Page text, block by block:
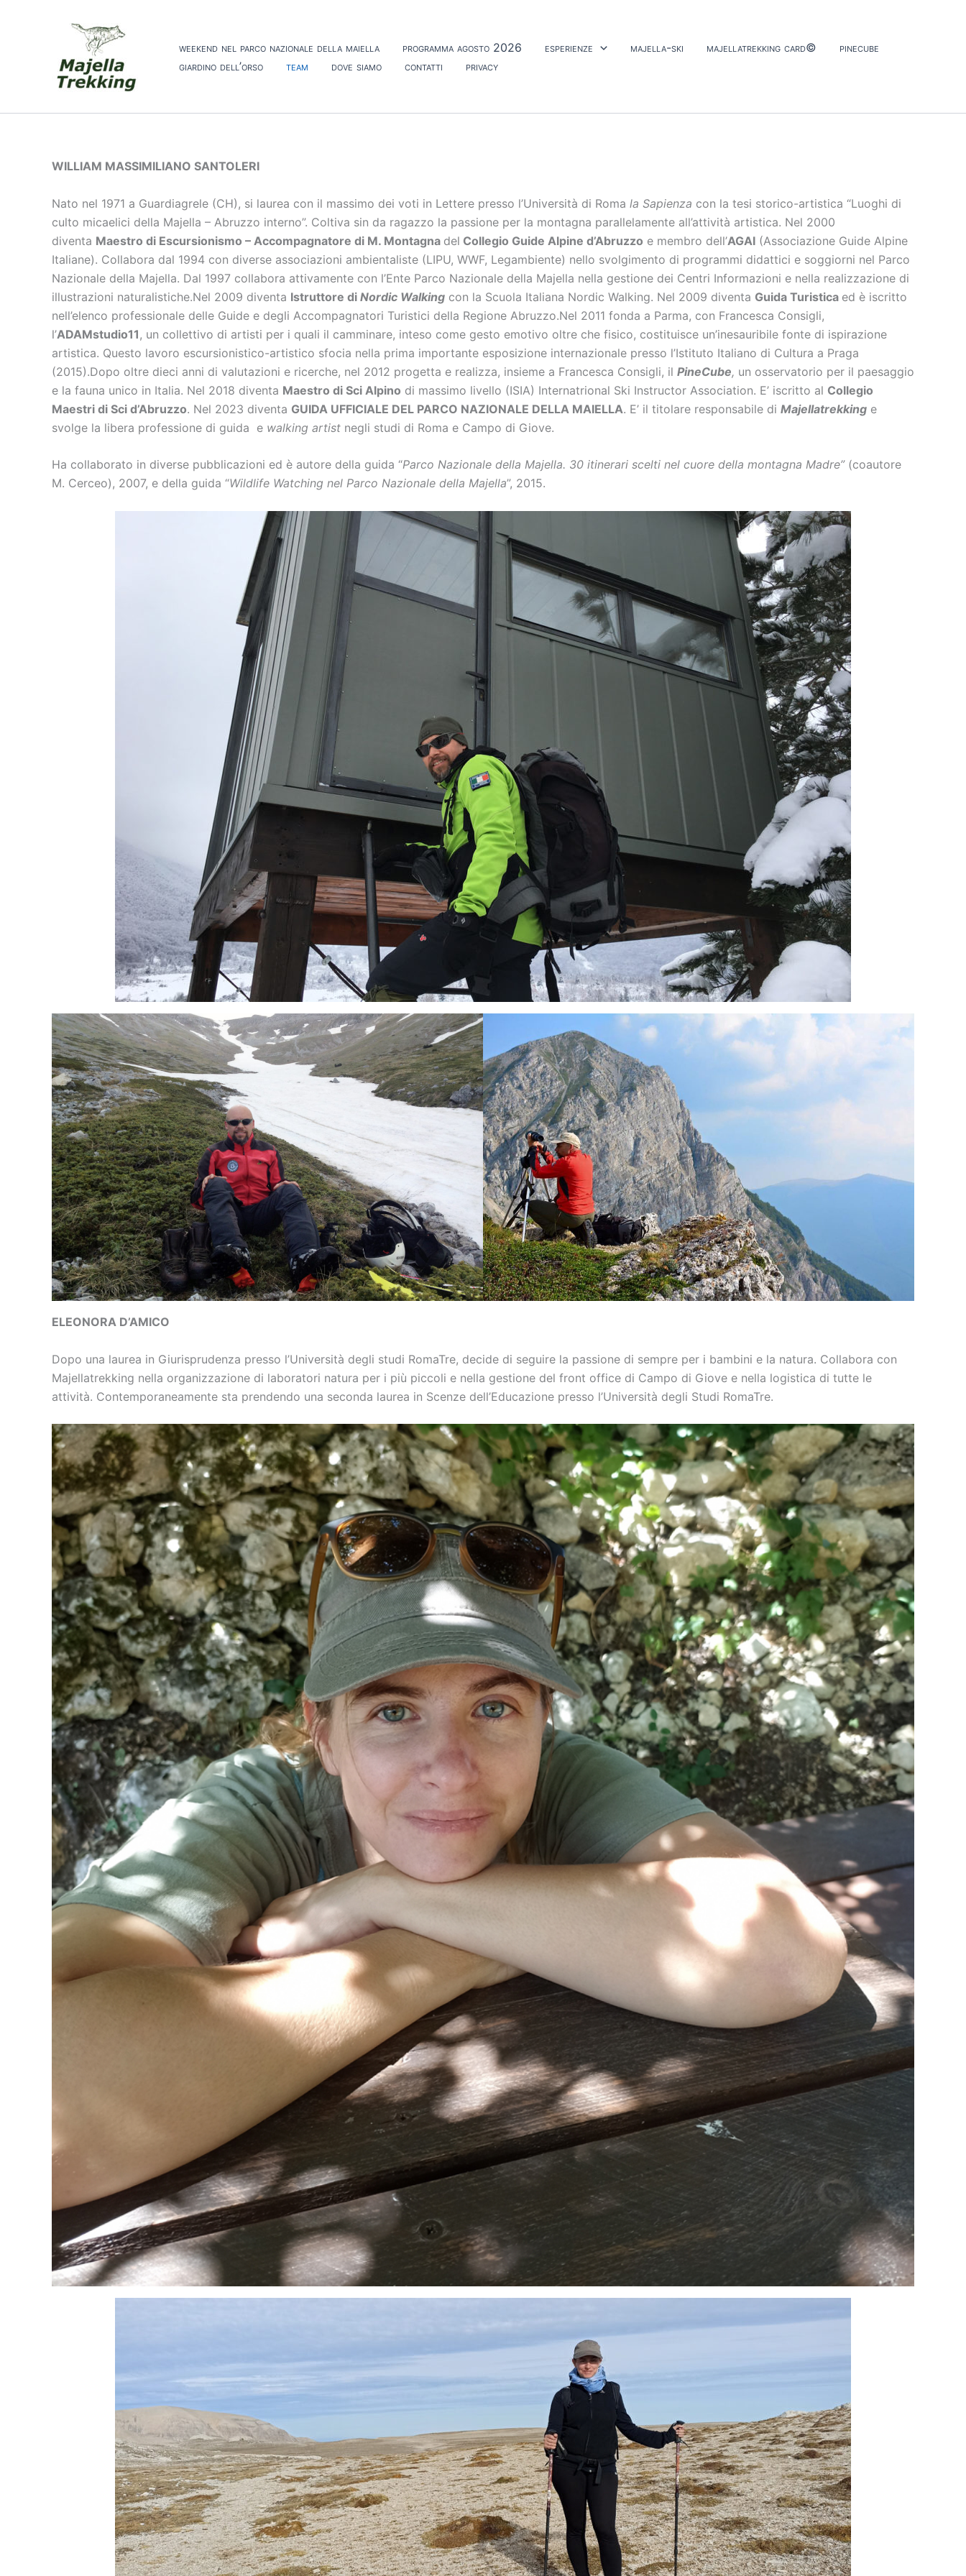
weekend nel parco nazionale della maiella programma agosto 2026 esperienze majella-ski majellatrekking card©
pinecube
giardino dell’orso
team dove siamo contatti privacy
WILLIAM MASSIMILIANO SANTOLERI
Nato nel 1971 a Guardiagrele (CH), si laurea con il massimo dei voti in Lettere presso l’Università di Roma la Sapienza con la tesi storico-artistica “Luoghi di
culto micaelici della Majella – Abruzzo interno”. Coltiva sin da ragazzo la passione per la montagna parallelamente all’attività artistica. Nel 2000
diventa Maestro di Escursionismo – Accompagnatore di M. Montagna del Collegio Guide Alpine d’Abruzzo e membro dell’AGAI (Associazione Guide Alpine
Italiane). Collabora dal 1994 con diverse associazioni ambientaliste (LIPU, WWF, Legambiente) nello svolgimento di programmi didattici e soggiorni nel Parco
Nazionale della Majella. Dal 1997 collabora attivamente con l’Ente Parco Nazionale della Majella nella gestione dei Centri Informazioni e nella realizzazione di
illustrazioni naturalistiche.Nel 2009 diventa Istruttore di Nordic Walking con la Scuola Italiana Nordic Walking. Nel 2009 diventa Guida Turistica ed è iscritto
nell’elenco professionale delle Guide e degli Accompagnatori Turistici della Regione Abruzzo.Nel 2011 fonda a Parma, con Francesca Consigli,
l’ADAMstudio11 , un collettivo di artisti per i quali il camminare, inteso come gesto emotivo oltre che fisico, costituisce un’inesauribile fonte di ispirazione
artistica. Questo lavoro escursionistico-artistico sfocia nella prima importante esposizione internazionale presso l’Istituto Italiano di Cultura a Praga
(2015).Dopo oltre dieci anni di valutazioni e ricerche, nel 2012 progetta e realizza, insieme a Francesca Consigli, il PineCube, un osservatorio per il paesaggio
e la fauna unico in Italia. Nel 2018 diventa Maestro di Sci Alpino di massimo livello (ISIA) Internatrional Ski Instructor Association. E’ iscritto al Collegio
Maestri di Sci d’Abruzzo. Nel 2023 diventa GUIDA UFFICIALE DEL PARCO NAZIONALE DELLA MAIELLA. E’ il titolare responsabile di Majellatrekking e
svolge la libera professione di guida e walking artist negli studi di Roma e Campo di Giove.
Ha collaborato in diverse pubblicazioni ed è autore della guida “Parco Nazionale della Majella. 30 itinerari scelti nel cuore della montagna Madre”(coautore
M. Cerceo), 2007, e della guida “Wildlife Watching nel Parco Nazionale della Majella”, 2015.
ELEONORA D’AMICO
Dopo una laurea in Giurisprudenza presso l’Università degli studi RomaTre, decide di seguire la passione di sempre per i bambini e la natura. Collabora con
Majellatrekking nella organizzazione di laboratori natura per i più piccoli e nella gestione del front office di Campo di Giove e nella logistica di tutte le
attività. Contemporaneamente sta prendendo una seconda laurea in Scenze dell’Educazione presso l’Università degli Studi RomaTre.